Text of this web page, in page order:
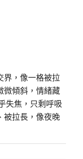
界，像一格被拉
微傾斜，情緒藏
失焦，只剩呼吸
被拉長，像夜晚